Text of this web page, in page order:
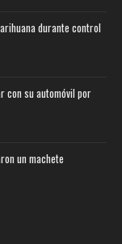
durante control
con su automóvil por
un machete